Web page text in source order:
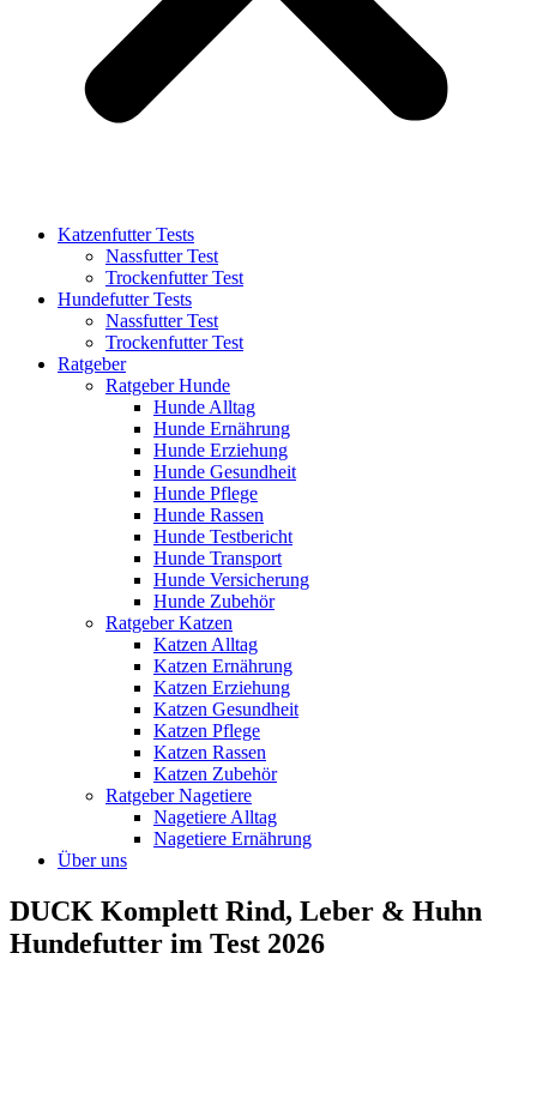
Katzenfutter Tests
Nassfutter Test
Trockenfutter Test
Hundefutter Tests
Nassfutter Test
Trockenfutter Test
Ratgeber
Ratgeber Hunde
Hunde Alltag
Hunde Ernährung
Hunde Erziehung
Hunde Gesundheit
Hunde Pflege
Hunde Rassen
Hunde Testbericht
Hunde Transport
Hunde Versicherung
Hunde Zubehör
Ratgeber Katzen
Katzen Alltag
Katzen Ernährung
Katzen Erziehung
Katzen Gesundheit
Katzen Pflege
Katzen Rassen
Katzen Zubehör
Ratgeber Nagetiere
Nagetiere Alltag
Nagetiere Ernährung
Über uns
DUCK Komplett Rind, Leber & Huhn
Hundefutter im Test 2026